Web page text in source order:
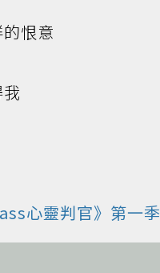
恨意
心靈判官》第一季